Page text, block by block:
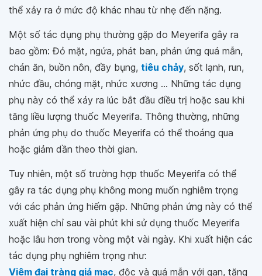
thể xảy ra ở mức độ khác nhau từ nhẹ đến nặng.
Một số tác dụng phụ thường gặp do Meyerifa gây ra
bao gồm: Đỏ mặt, ngứa, phát ban, phản ứng quá mẫn,
chán ăn, buồn nôn, đầy bụng, tiêu chảy, sốt lạnh, run,
nhức đầu, chóng mặt, nhức xương ... Những tác dụng
phụ này có thể xảy ra lúc bắt đầu điều trị hoặc sau khi
tăng liều lượng thuốc Meyerifa. Thông thường, những
phản ứng phụ do thuốc Meyerifa có thể thoáng qua
hoặc giảm dần theo thời gian.
Tuy nhiên, một số trường hợp thuốc Meyerifa có thể
gây ra tác dụng phụ không mong muốn nghiêm trọng
với các phản ứng hiếm gặp. Những phản ứng này có thể
xuất hiện chỉ sau vài phút khi sử dụng thuốc Meyerifa
hoặc lâu hơn trong vòng một vài ngày. Khi xuất hiện các
tác dụng phụ nghiêm trọng như:
Viêm đại tràng giả mạc, độc và quá mẫn với gan, tăng